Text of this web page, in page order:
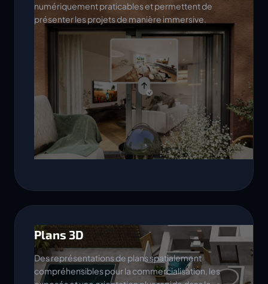
numériquement praticables et permettent de
présenter les projets de manière immersive.
Plans 3D
Des représentations de plans spatialement
compréhensibles pour la commercialisation, les